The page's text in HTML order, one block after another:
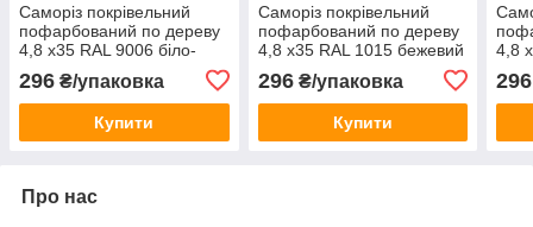
Саморіз покрівельний
пофарбований по дереву
4,8 х35 RAL 9006 біло-
296 ₴/упаковка
Купити
Саморіз покрівельний
пофарбований по дереву
4,8 х35 RAL 1015 бежевий
296₴/упаковка
Купити
4,8
296
Про нас